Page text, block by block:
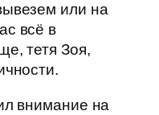
или на
всё в
тетя Зоя,
внимание на